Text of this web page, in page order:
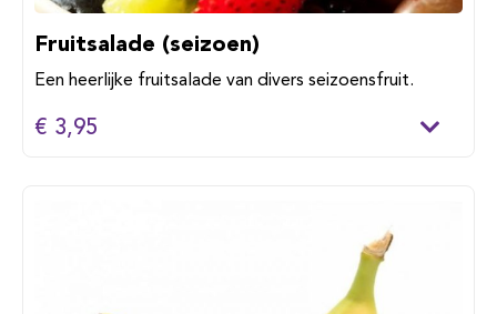
Fruitsalade (seizoen)
Een heerlijke fruitsalade van divers seizoensfruit.
€ 3,95